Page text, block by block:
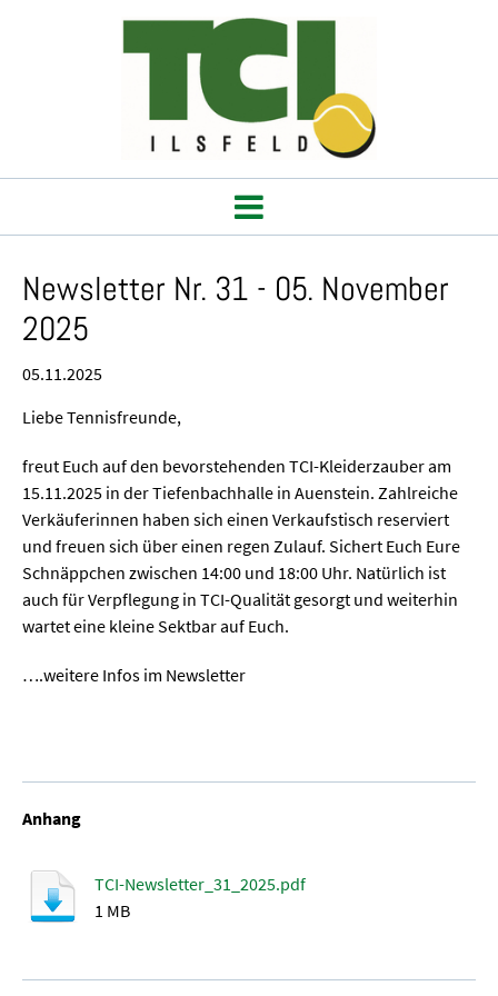
Newsletter Nr. 31 - 05. November
2025
05.11.2025
Liebe Tennisfreunde,
freut Euch auf den bevorstehenden TCI-Kleiderzauber am
15.11.2025 in der Tiefenbachhalle in Auenstein. Zahlreiche
Verkäuferinnen haben sich einen Verkaufstisch reserviert
und freuen sich über einen regen Zulauf. Sichert Euch Eure
Schnäppchen zwischen 14:00 und 18:00 Uhr. Natürlich ist
auch für Verpflegung in TCI-Qualität gesorgt und weiterhin
wartet eine kleine Sektbar auf Euch.
….weitere Infos im Newsletter
Anhang
TCI-Newsletter_31_2025.pdf
1 MB